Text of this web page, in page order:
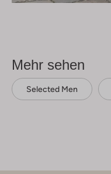
Mehr sehen
Selected Men